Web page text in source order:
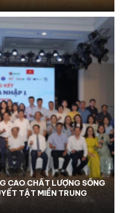
CAO CHẤT LƯỢNG SỐNG
TẬT MIỀN TRUNG